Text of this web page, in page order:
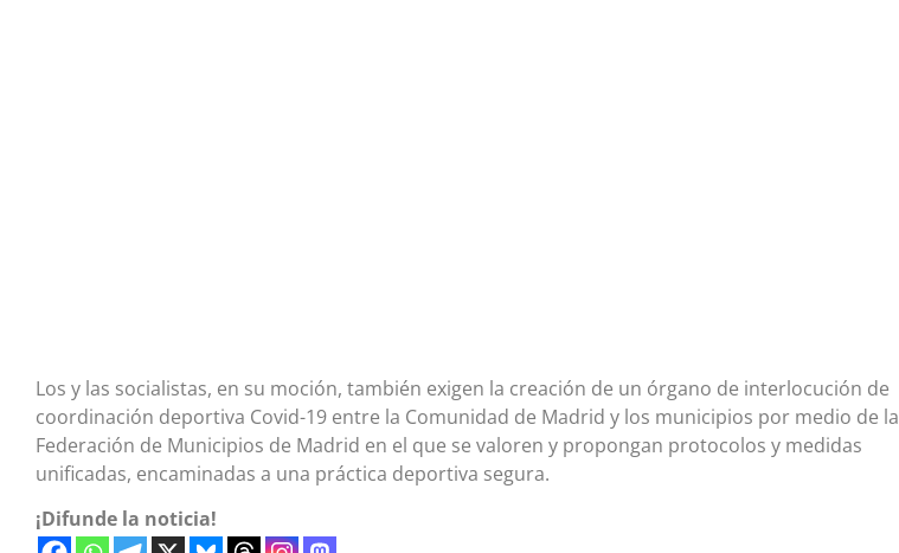
Los y las socialistas, en su moción, también exigen la creación de un órgano de interlocución de
coordinación deportiva Covid-19 entre la Comunidad de Madrid y los municipios por medio de la
Federación de Municipios de Madrid en el que se valoren y propongan protocolos y medidas
unificadas, encaminadas a una práctica deportiva segura.
¡Difunde la noticia!